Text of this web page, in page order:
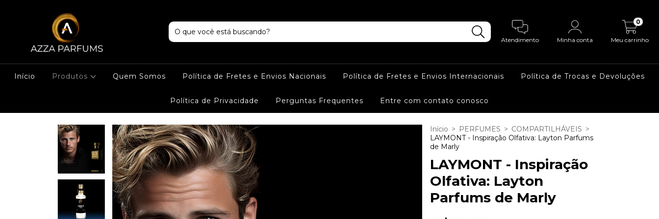
Atendimento Minha conta Meu carrinho
0
Início Produtos Quem Somos Política de Fretes e Envios Nacionais Política de Fretes e Envios Internacionais Política de Trocas e Devoluções
Política de Privacidade Perguntas Frequentes Entre com contato conosco
Início > PERFUMES > COMPARTILHÁVEIS >
LAYMONT - Inspiração Olfativa: Layton Parfums
de Marly
LAYMONT - Inspiração
Olfativa: Layton
Parfums de Marly